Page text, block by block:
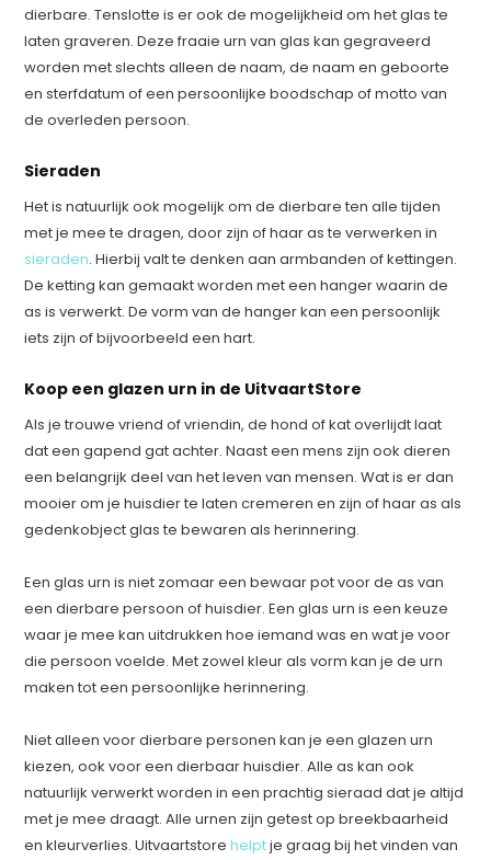
dierbare. Tenslotte is er ook de mogelijkheid om het glas te
laten graveren. Deze fraaie urn van glas kan gegraveerd
worden met slechts alleen de naam, de naam en geboorte
en sterfdatum of een persoonlijke boodschap of motto van
de overleden persoon.
Sieraden
Het is natuurlijk ook mogelijk om de dierbare ten alle tijden
met je mee te dragen, door zijn of haar as te verwerken in
sieraden. Hierbij valt te denken aan armbanden of kettingen.
De ketting kan gemaakt worden met een hanger waarin de
as is verwerkt. De vorm van de hanger kan een persoonlijk
iets zijn of bijvoorbeeld een hart.
Koop een glazen urn in de UitvaartStore
Als je trouwe vriend of vriendin, de hond of kat overlijdt laat
dat een gapend gat achter. Naast een mens zijn ook dieren
een belangrijk deel van het leven van mensen. Wat is er dan
mooier om je huisdier te laten cremeren en zijn of haar as als
gedenkobject glas te bewaren als herinnering.
Een glas urn is niet zomaar een bewaar pot voor de as van
een dierbare persoon of huisdier. Een glas urn is een keuze
waar je mee kan uitdrukken hoe iemand was en wat je voor
die persoon voelde. Met zowel kleur als vorm kan je de urn
maken tot een persoonlijke herinnering.
Niet alleen voor dierbare personen kan je een glazen urn
kiezen, ook voor een dierbaar huisdier. Alle as kan ook
natuurlijk verwerkt worden in een prachtig sieraad dat je altijd
met je mee draagt. Alle urnen zijn getest op breekbaarheid
en kleurverlies. Uitvaartstorehelptje graag bij het vinden van